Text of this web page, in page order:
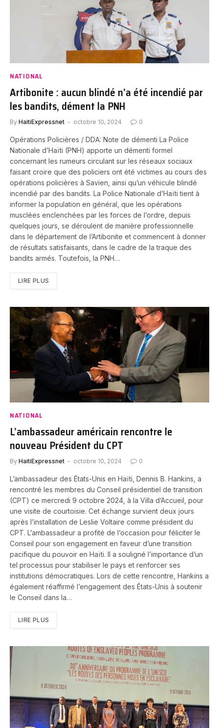
NATIONAL
Artibonite : aucun blindé n’a été incendié par
les bandits, dément la PNH
By HaitiExpressnet octobre 10, 2024 0
Opérations Policières / DDA: Note de démenti La Police
Nationale d’Haïti (PNH) apporte un démenti formel
concernant les rumeurs circulant sur les réseaux sociaux
faisant croire que des policiers ont été victimes au cours des
opérations policières à Savien, ainsi qu’un véhicule blindé
incendié par des bandits. La Police Nationale d’Haïti tient à
informer la population en général, que les opérations
musclées enclenchées par les forces de l’ordre, depuis
quelques jours, se déroulent de manière professionnelle
dans le département de l’Artibonite et commencent à donner
de résultats satisfaisants, dans le cadre de la traque des
bandits armés. Toutefois, la PNH…
LIRE PLUS
NATIONAL
L’ambassadeur américain rencontre le
nouveau Président du CPT
By HaitiExpressnet octobre 10, 2024 0
L’ambassadeur des États-Unis en Haïti, Dennis B. Hankins, a
rencontré les membres du Conseil présidentiel de transition
(CPT) ce mercredi 9 octobre 2024, à la Villa d’Accueil, pour
une visite de courtoisie. Cet échange survient deux jours
après l’installation de Leslie Voltaire comme président du
CPT. L’ambassadeur a profité de l’occasion pour féliciter le
Conseil pour son engagement en faveur d’une transition
pacifique du pouvoir en Haïti. Il a souligné l’importance d’un
tel processus pour stabiliser le pays et renforcer ses
institutions démocratiques. Lors de cette rencontre, Hankins a
également réaffirmé l’engagement des États-Unis à soutenir
le Conseil dans la…
LIRE PLUS